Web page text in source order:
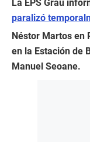
La EPS Grau
paralizó
Néstor Martos en
en la Estación de
Manuel Seoane.